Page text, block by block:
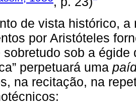
de vista histórico,
por Aristóteles
sobretudo sob a égide
perpetuará uma
na recitação, na